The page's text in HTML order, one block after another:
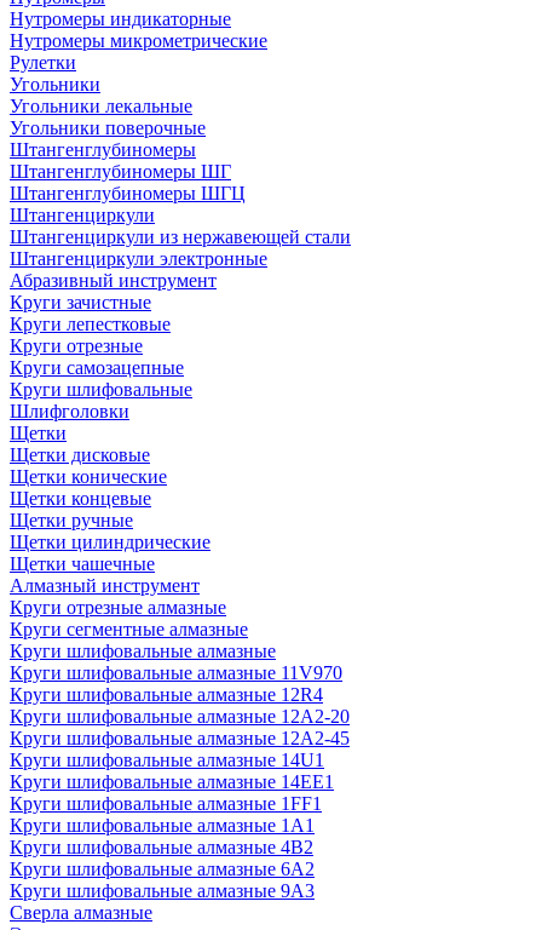
Нутромеры индикаторные
Нутромеры микрометрические
Рулетки
Угольники
Угольники лекальные
Угольники поверочные
Штангенглубиномеры
Штангенглубиномеры ШГ
Штангенглубиномеры ШГЦ
Штангенциркули
Штангенциркули из нержавеющей стали
Штангенциркули электронные
Абразивный инструмент
Круги зачистные
Круги лепестковые
Круги отрезные
Круги самозацепные
Круги шлифовальные
Шлифголовки
Щетки
Щетки дисковые
Щетки конические
Щетки концевые
Щетки ручные
Щетки цилиндрические
Щетки чашечные
Алмазный инструмент
Круги отрезные алмазные
Круги сегментные алмазные
Круги шлифовальные алмазные
Круги шлифовальные алмазные 11V970
Круги шлифовальные алмазные 12R4
Круги шлифовальные алмазные 12А2-20
Круги шлифовальные алмазные 12А2-45
Круги шлифовальные алмазные 14U1
Круги шлифовальные алмазные 14ЕЕ1
Круги шлифовальные алмазные 1FF1
Круги шлифовальные алмазные 1А1
Круги шлифовальные алмазные 4В2
Круги шлифовальные алмазные 6A2
Круги шлифовальные алмазные 9А3
Сверла алмазные